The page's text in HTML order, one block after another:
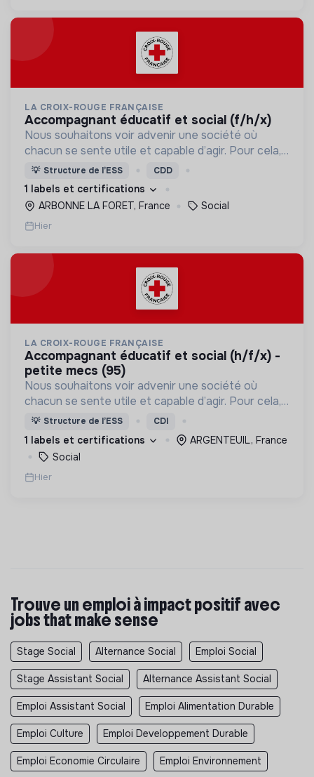
LA CROIX-ROUGE FRANÇAISE
accompagnant éducatif et social (f/h/x)
Nous souhaitons voir advenir une société où
chacun se sente utile et capable d’agir. Pour cela,
nous proposons des moyens et des lieux
d’engagement innovants et adaptés à tous.
💡 Structure de l’ESS CDD
1 labels et certifications
ARBONNE LA FORET, France
Social
Hier
LA CROIX-ROUGE FRANÇAISE
accompagnant éducatif et social (h/f/x) -
petite mecs (95)
Nous souhaitons voir advenir une société où
chacun se sente utile et capable d’agir. Pour cela,
nous proposons des moyens et des lieux
d’engagement innovants et adaptés à tous.
💡 Structure de l’ESS CDI
1 labels et certifications
ARGENTEUIL, France
Social
Hier
Trouve un emploi à impact positif avec
jobs that make sense
Stage Social Alternance Social Emploi Social
Stage Assistant Social Alternance Assistant Social
Emploi Assistant Social Emploi Alimentation Durable
Emploi Culture Emploi Developpement Durable
Emploi Economie Circulaire Emploi Environnement